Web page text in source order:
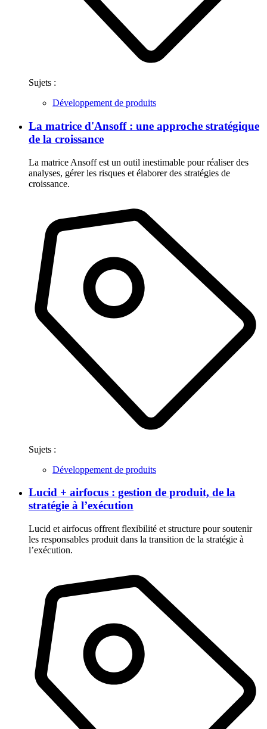
Sujets :
Développement de produits
La matrice d'Ansoff : une approche stratégique
de la croissance
La matrice Ansoff est un outil inestimable pour réaliser des
analyses, gérer les risques et élaborer des stratégies de
croissance.
Sujets :
Développement de produits
Lucid + airfocus : gestion de produit, de la
stratégie à l’exécution
Lucid et airfocus offrent flexibilité et structure pour soutenir
les responsables produit dans la transition de la stratégie à
l’exécution.